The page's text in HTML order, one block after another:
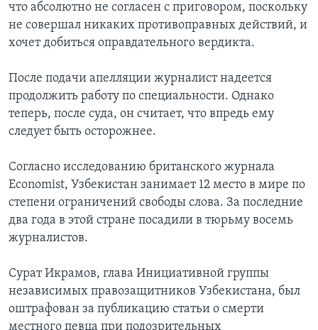
что абсолютно не согласен с приговором, поскольку
не совершал никаких противоправных действий, и
хочет добиться оправдательного вердикта.
После подачи апелляции журналист надеется
продолжить работу по специальности. Однако
теперь, после суда, он считает, что впредь ему
следует быть осторожнее.
Согласно исследованию британского журнала
Economist, Узбекистан занимает 12 место в мире по
степени ограничений свободы слова. За последние
два года в этой стране посадили в тюрьму восемь
журналистов.
Сурат Икрамов, глава Инициативной группы
независимых правозащитников Узбекистана, был
оштрафован за публикацию статьи о смерти
местного певца при подозрительных